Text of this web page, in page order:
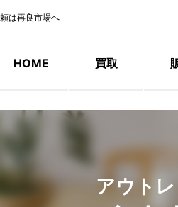
は再良市場へ
HOME 買取
アウト